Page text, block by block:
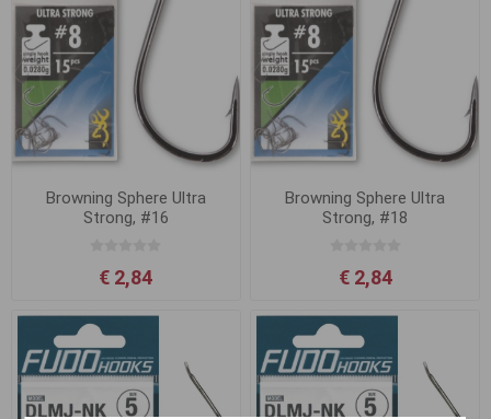
Browning Sphere Ultra
Strong, #16
€ 2,84
Browning Sphere Ultra
Strong, #18
€ 2,84